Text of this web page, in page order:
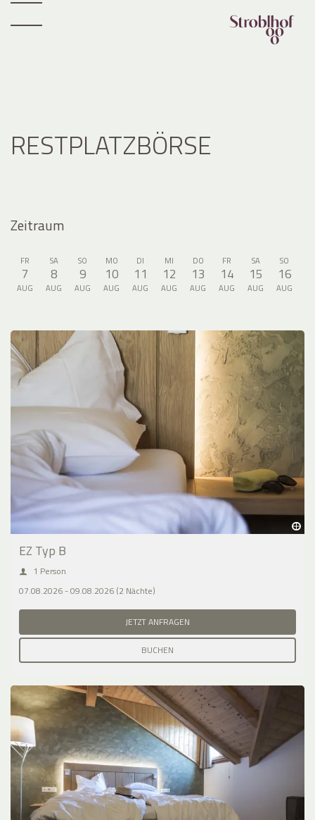
RESTPLATZBÖRSE
Zeitraum
FR
7
AUG
SA
8
AUG
SO
9
AUG
MO
10
AUG
DI
11
AUG
MI
12
AUG
DO
13
AUG
FR
14
AUG
SA
15
AUG
SO
16
AUG
EZ Typ B
1 Person
07.08.2026 - 09.08.2026 (2 Nächte)
JETZT ANFRAGEN
BUCHEN